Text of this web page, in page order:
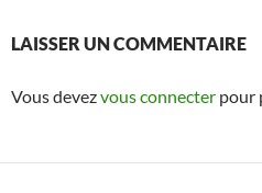
LAISSER UN COMMENTAIRE
Vous devezvous connecter pour